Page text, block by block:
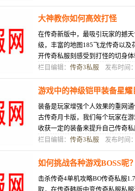
大神教你如何高效打怪
在传奇新版中，最吸引玩家的撼
级，丰富的地图185飞龙传奇以及
开传奇私服刻感受到打怪的切身
季自打怪，而非传奇sf家族发布网
栏目编辑： 传奇3私服 发布时间
游戏中的神级铠甲装备星耀
装备是玩家增强个人效果的重网
古传奇月卡版，我们每个玩家在
收获一定的装备来提升自己传奇
提升的方式也是玩家发展和谁有超
栏目编辑： 传奇3私服 发布时间
如何挑战各种游戏BOSS呢
击杀传奇4单机攻略BO传奇私服
取，在传奇韩版中变传奇私服私